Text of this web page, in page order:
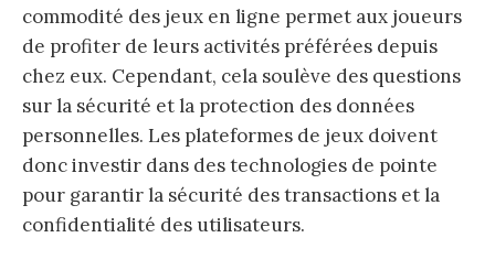
commodité des jeux en ligne permet aux joueurs
de profiter de leurs activités préférées depuis
chez eux. Cependant, cela soulève des questions
sur la sécurité et la protection des données
personnelles. Les plateformes de jeux doivent
donc investir dans des technologies de pointe
pour garantir la sécurité des transactions et la
confidentialité des utilisateurs.